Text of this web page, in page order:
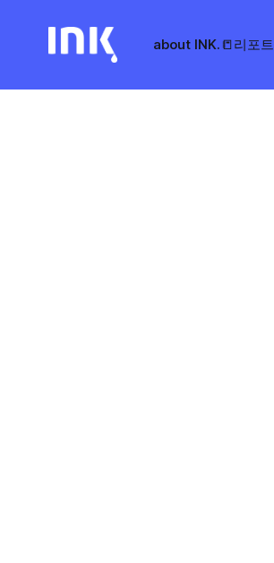
about INK.📒리포트